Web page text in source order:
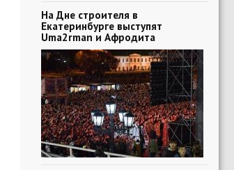
На Дне строителя в
Екатеринбурге выступят
Uma2rman и Афродита